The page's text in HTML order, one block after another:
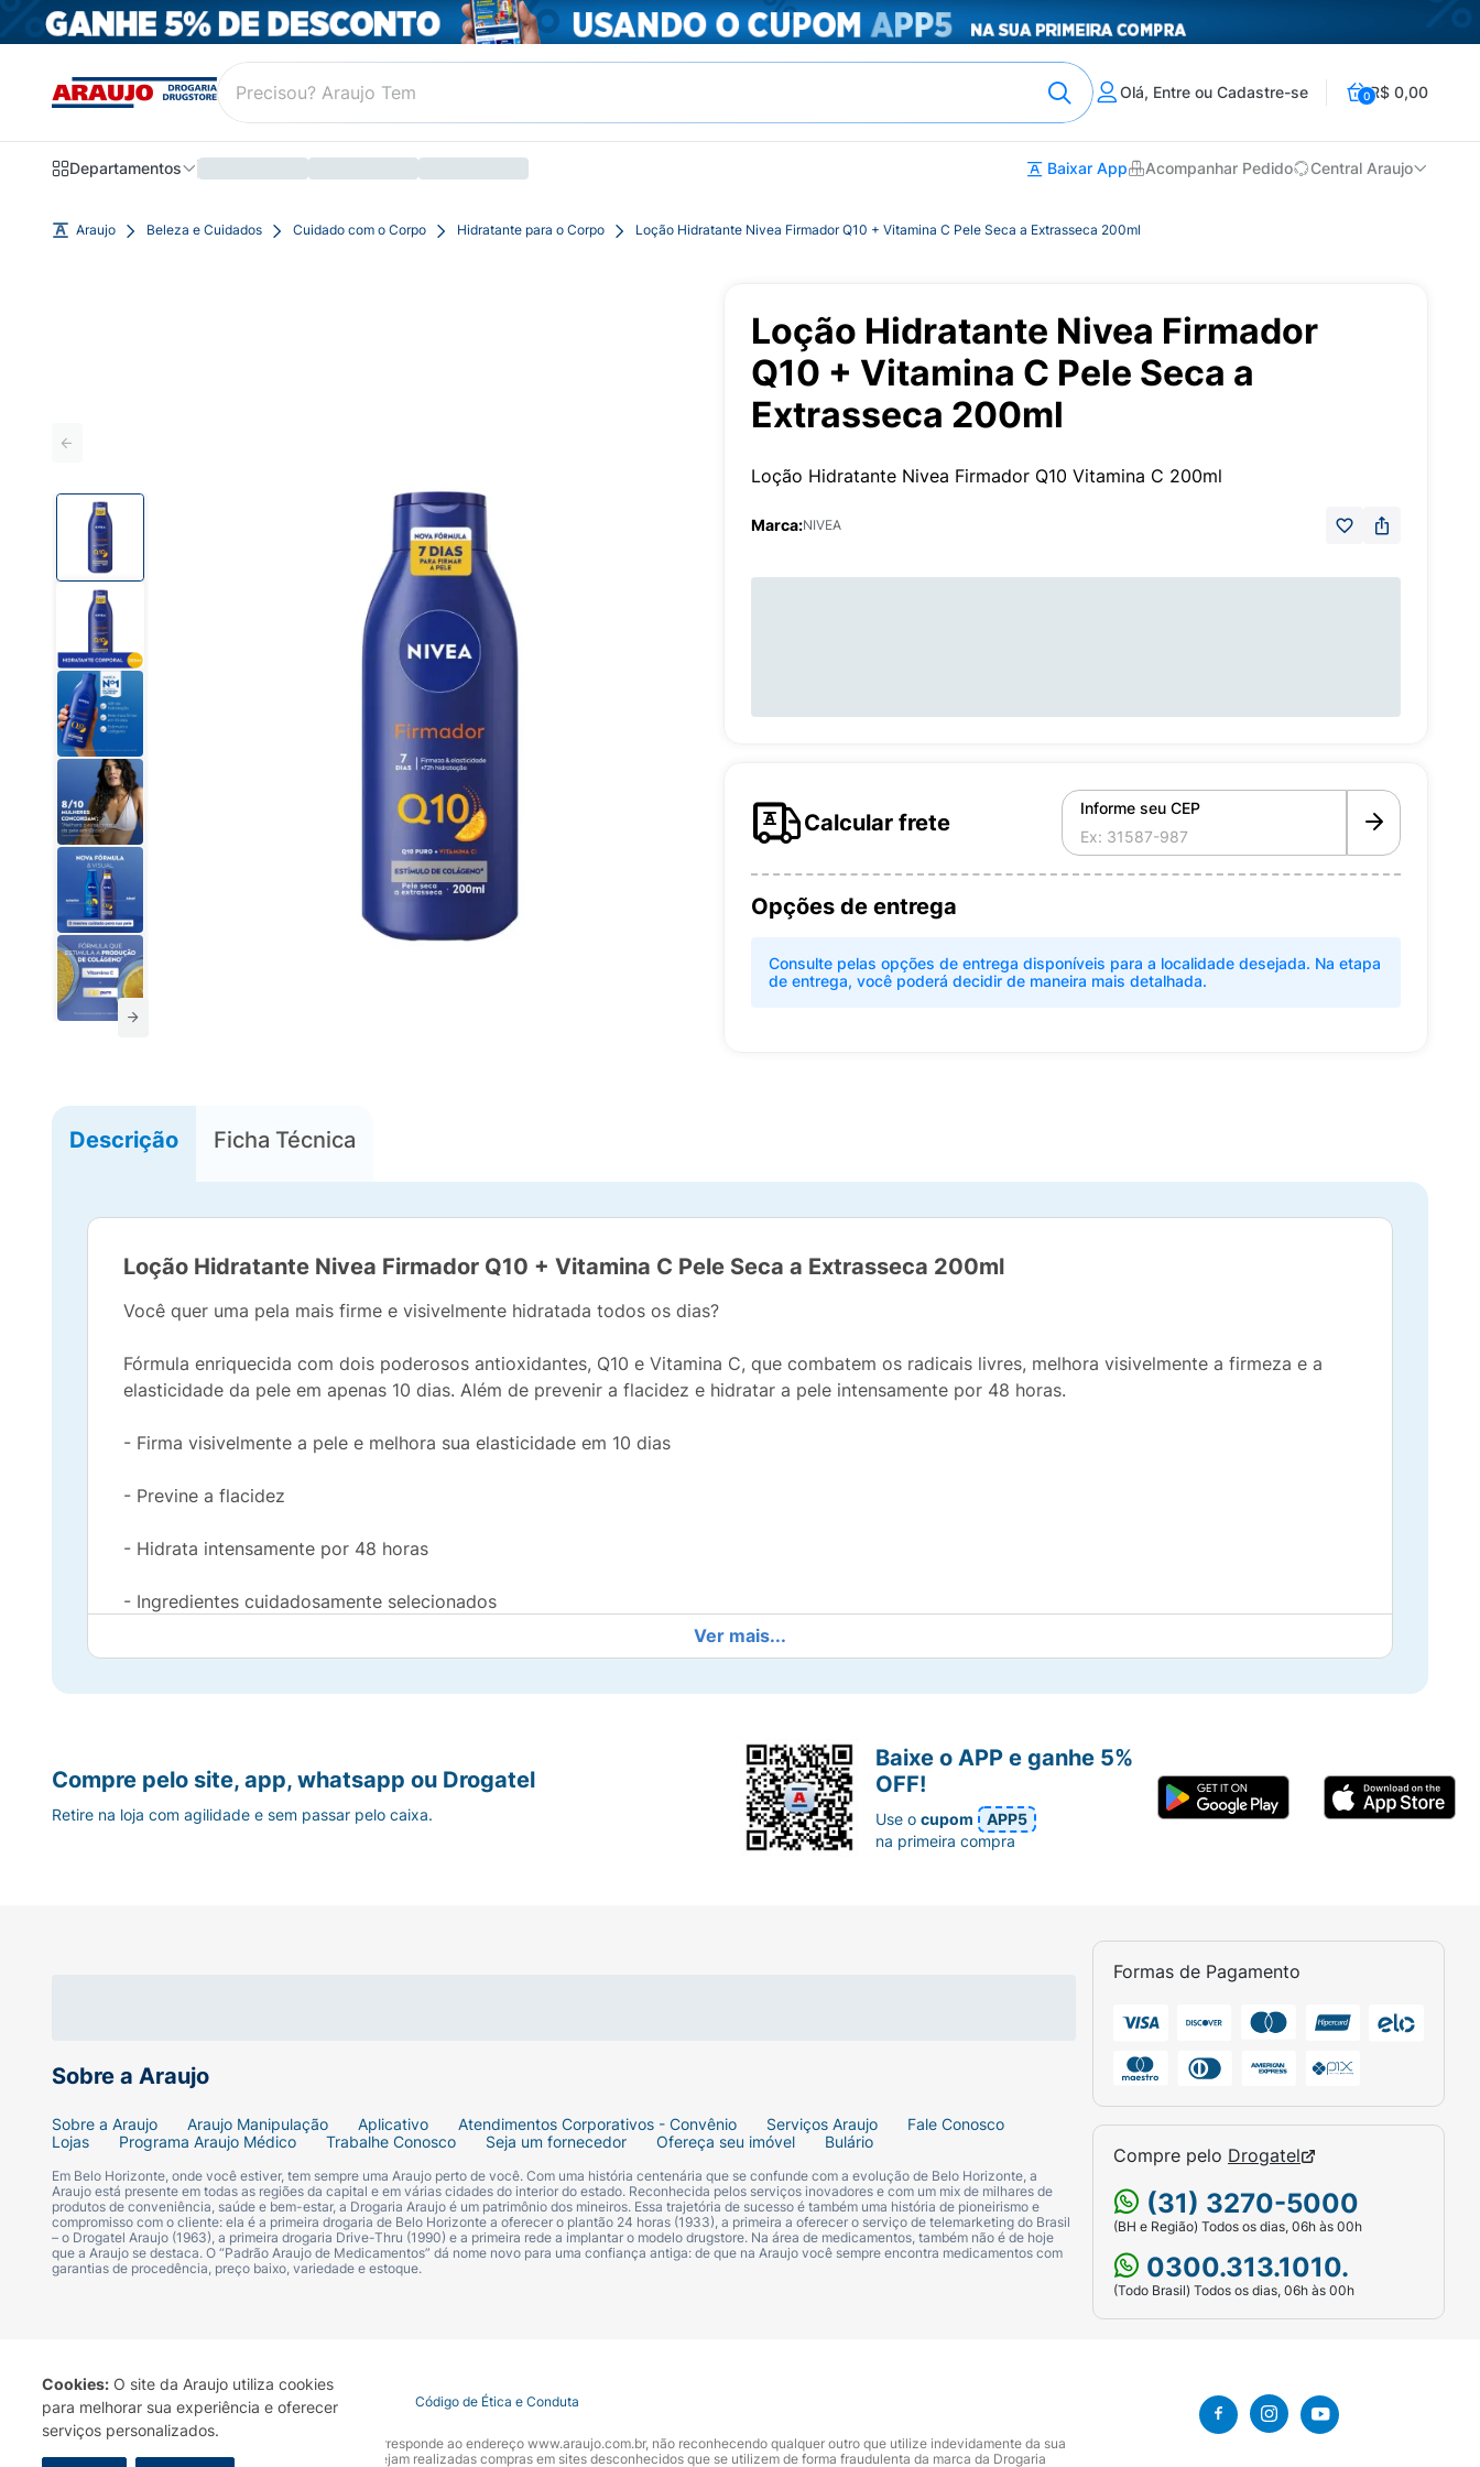
Cookies: O site da Araujo utiliza cookies
para melhorar sua experiência e oferecer
serviços personalizados.
Olá, Entre ou Cadastre-se 0R$ 0,00
Departamentos Baixar App Acompanhar Pedido Central Araujo
Araujo Beleza e Cuidados Cuidado com o Corpo Hidratante para o Corpo Loção Hidratante Nivea Firmador Q10 + Vitamina C Pele Seca a Extrasseca 200ml
Loção Hidratante Nivea Firmador
Q10 + Vitamina C Pele Seca a
Extrasseca 200ml
Loção Hidratante Nivea Firmador Q10 Vitamina C 200ml
Marca:NIVEA
Calcular frete
Informe seu CEP
Opções de entrega
Consulte pelas opções de entrega disponíveis para a localidade desejada. Na etapa
de entrega, você poderá decidir de maneira mais detalhada.
Descrição Ficha Técnica
Loção Hidratante Nivea Firmador Q10 + Vitamina C Pele Seca a Extrasseca 200ml
Você quer uma pela mais firme e visivelmente hidratada todos os dias?
Fórmula enriquecida com dois poderosos antioxidantes, Q10 e Vitamina C, que combatem os radicais livres, melhora visivelmente a firmeza e a
elasticidade da pele em apenas 10 dias. Além de prevenir a flacidez e hidratar a pele intensamente por 48 horas.
- Firma visivelmente a pele e melhora sua elasticidade em 10 dias
- Previne a flacidez
- Hidrata intensamente por 48 horas
- Ingredientes cuidadosamente selecionados
- Não contém ingredientes de origem animal
Aqua, Glycerin, Paraffinum Liquidum, C15-19 Alkane, C12-15 Alkyl Benzoate, Cetearyl Alcohol, Myristyl Alcohol, Ubiquinone, Sodium Ascorbyl
Phosphate, Sorbitan Stearate, Hydrogenated Coco-Glycerides, Dimethicone, Phenoxyethanol, Ethylhexylglycerin, Linalool, Citronellol, Benzyl
Alcohol, Alpha-Isomethyl Ionone, Limonene
Registro Anvisa
Ver mais...
Sobre a Araujo
Sobre a Araujo Araujo Manipulação Aplicativo Atendimentos Corporativos - Convênio Serviços Araujo
Fale Conosco
Lojas
Programa Araujo Médico Trabalhe Conosco Seja um fornecedor Ofereça seu imóvel Bulário
Em Belo Horizonte, onde você estiver, tem sempre uma Araujo perto de você. Com uma história centenária que se confunde com a evolução de Belo Horizonte, a
Araujo está presente em todas as regiões da capital e em várias cidades do interior do estado. Reconhecida pelos serviços inovadores e com um mix de milhares de
produtos de conveniência, saúde e bem-estar, a Drogaria Araujo é um patrimônio dos mineiros. Essa trajetória de sucesso é também uma história de pioneirismo e
compromisso com o cliente: ela é a primeira drogaria de Belo Horizonte a oferecer o plantão 24 horas (1933), a primeira a oferecer o serviço de telemarketing do Brasil
– o Drogatel Araujo (1963), a primeira drogaria Drive-Thru (1990) e a primeira rede a implantar o modelo drugstore. Na área de medicamentos, também não é de hoje
que a Araujo se destaca. O “Padrão Araujo de Medicamentos” dá nome novo para uma confiança antiga: de que na Araujo você sempre encontra medicamentos com
garantias de procedência, preço baixo, variedade e estoque.
Formas de Pagamento
Compre pelo Drogatel
(31) 3270-5000
(BH e Região) Todos os dias, 06h às 00h
0300.313.1010.
(Todo Brasil) Todos os dias, 06h às 00h
Compre pelo site, app, whatsapp ou Drogatel
Retire na loja com agilidade e sem passar pelo caixa.
Baixe o APP e ganhe 5%
OFF!
Use ocupom
APP5
na primeira compra
Termo de Uso Portal da Privacidade Covid-19 Código de Ética e Conduta
A Drogaria Araujo S/A informa que o seu site oficial corresponde ao endereço www.araujo.com.br, não reconhecendo qualquer outro que utilize indevidamente da sua
marca. Para sua segurança recomendamos que não sejam realizadas compras em sites desconhecidos que se utilizem de forma fraudulenta da marca da Drogaria